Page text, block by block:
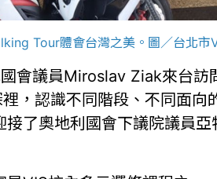
Tour體會台灣之美。圖／台北市
會議員Miroslav Ziak來台訪
，認識不同階段、不同面
了奧地利國會下議院議員